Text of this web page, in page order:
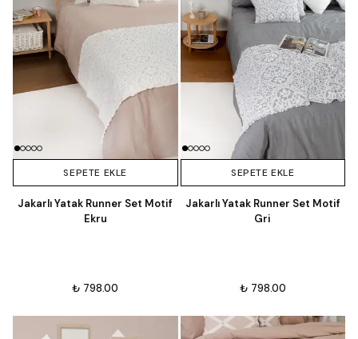
SEPETE EKLE
Jakarlı Yatak Runner Set Motif
Ekru
₺ 798.00
SEPETE EKLE
Jakarlı Yatak Runner Set Motif
Gri
₺ 798.00